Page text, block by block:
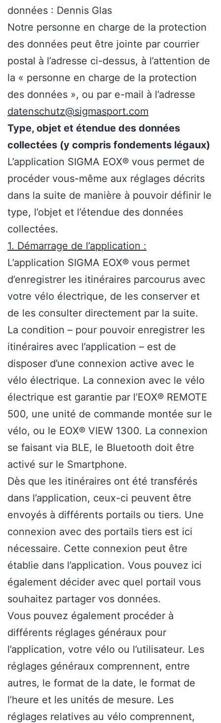
données : Dennis Glas
Notre personne en charge de la protection
des données peut être jointe par courrier
postal à l’adresse ci-dessus, à l’attention de
la « personne en charge de la protection
des données », ou par e-mail à l’adresse
datenschutz@sigmasport.com
Type, objet et étendue des données
collectées (y compris fondements légaux)
L’application SIGMA EOX® vous permet de
procéder vous-même aux réglages décrits
dans la suite de manière à pouvoir définir le
type, l’objet et l’étendue des données
collectées.
1. Démarrage de l’application :
L’application SIGMA EOX® vous permet
d’enregistrer les itinéraires parcourus avec
votre vélo électrique, de les conserver et
de les consulter directement par la suite.
La condition – pour pouvoir enregistrer les
itinéraires avec l’application – est de
disposer d’une connexion active avec le
vélo électrique. La connexion avec le vélo
électrique est garantie par l’EOX® REMOTE
500, une unité de commande montée sur le
vélo, ou le EOX® VIEW 1300. La connexion
se faisant via BLE, le Bluetooth doit être
activé sur le Smartphone.
Dès que les itinéraires ont été transférés
dans l’application, ceux-ci peuvent être
envoyés à différents portails ou tiers. Une
connexion avec des portails tiers est ici
nécessaire. Cette connexion peut être
établie dans l’application. Vous pouvez ici
également décider avec quel portail vous
souhaitez partager vos données.
Vous pouvez également procéder à
différents réglages généraux pour
l’application, votre vélo ou l’utilisateur. Les
réglages généraux comprennent, entre
autres, le format de la date, le format de
l’heure et les unités de mesure. Les
réglages relatives au vélo comprennent,